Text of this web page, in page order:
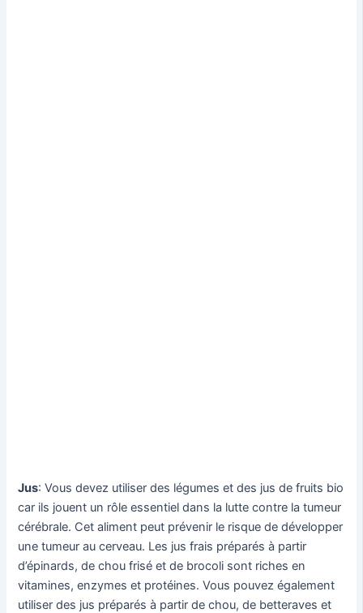
Jus: Vous devez utiliser des légumes et des jus de fruits bio
car ils jouent un rôle essentiel dans la lutte contre la tumeur
cérébrale. Cet aliment peut prévenir le risque de développer
une tumeur au cerveau. Les jus frais préparés à partir
d’épinards, de chou frisé et de brocoli sont riches en
vitamines, enzymes et protéines. Vous pouvez également
utiliser des jus préparés à partir de chou, de betteraves et